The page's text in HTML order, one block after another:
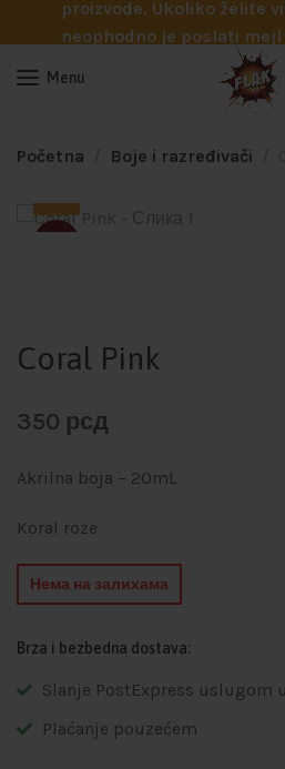
proizvode. Ukoliko želite
neophodno je poslati mejl
info@flakhobby.com sa
proizvoda. Svakako nas
potrebna pomoć oko
Menu
Početna Boje i razređivači
Coral Pink
350 рсд
Akrilna boja – 20mL
Koral roze
Нема на залихама
Brza i bezbedna dostava:
Slanje PostExpress uslugom
Plaćanje pouzećem